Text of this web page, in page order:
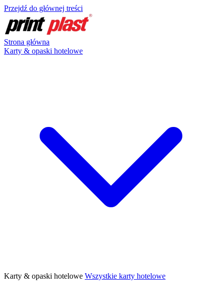
Przejdź do głównej treści
Strona główna
Karty & opaski hotelowe
Karty & opaski hotelowe Wszystkie karty hotelowe